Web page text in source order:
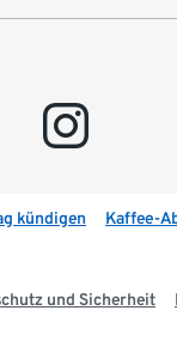
instagram
kündigen Kaffee-
und Sicherheit